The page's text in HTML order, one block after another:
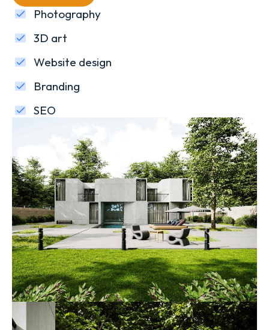
Photography
3D art
Website design
Branding
SEO